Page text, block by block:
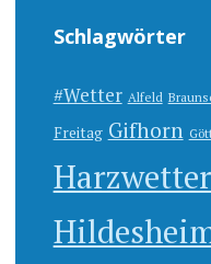
Schlagwörter
#Wetter Alfeld
Freitag Gifhorn
Harzwetter